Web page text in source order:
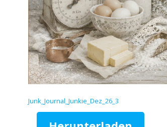
Junk_Journal_Junkie_Dez_26_3